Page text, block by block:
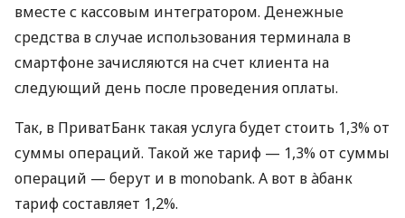
вместе с кассовым интегратором. Денежные
средства в случае использования терминала в
смартфоне зачисляются на счет клиента на
следующий день после проведения оплаты.
Так, в ПриватБанк такая услуга будет стоить 1,3% от
суммы операций. Такой же тариф — 1,3% от суммы
операций — берут и в monobank. А вот в àбанк
тариф составляет 1,2%.